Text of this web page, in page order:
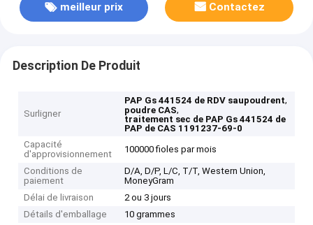
meilleur prix Contactez
Description De Produit
Surligner
PAP Gs 441524 de RDV saupoudrent,
poudre CAS,
traitement sec de PAP Gs 441524 de
PAP de CAS 1191237-69-0
Capacité
d'approvisionnement
100000 fioles par mois
Conditions de
paiement
D/A, D/P, L/C, T/T, Western Union,
MoneyGram
Délai de livraison
2 ou 3 jours
Détails d'emballage
10 grammes